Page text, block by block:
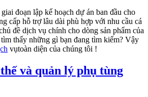
đoạn lập kế hoạch dự án ban đầu cho
cấp hỗ trợ lâu dài phù hợp với nhu cầu cá
đề dịch vụ chính cho dòng sản phẩm của
thấy những gì bạn đang tìm kiếm? Vậy
vụtoàn diện của chúng tôi !
và quản lý phụ tùng